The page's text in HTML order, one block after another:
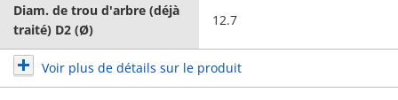
Diam. de trou d'arbre (déjà
traité) D2 (Ø)
12.7
Voir plus de détails sur le produit